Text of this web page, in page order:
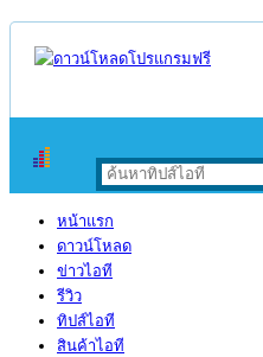
หน้าแรก
ดาวน์โหลด
ข่าวไอที
รีวิว
ทิปส์ไอที
สินค้าไอที